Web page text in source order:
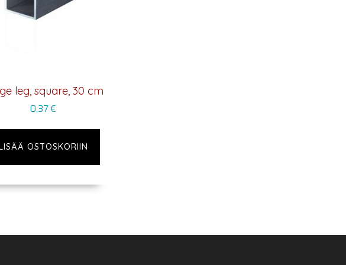
leg, square, 30 cm
0,37€
OSTOSKORIIN